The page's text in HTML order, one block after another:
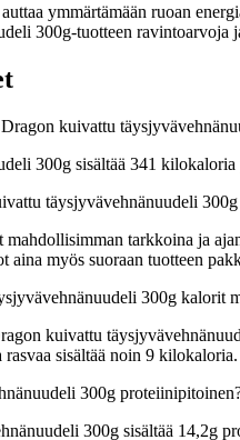
ymmärtämään ruoan
300g-tuotteen ravintoarvoja
kuivattu
300g sisältää 341
täysjyvävehnänuudeli
mahdollisimman tarkkoina ja
aina myös suoraan tuotteen
300g kalorit
kuivattu
sisältää noin 9
300g
300g sisältää 14,2g